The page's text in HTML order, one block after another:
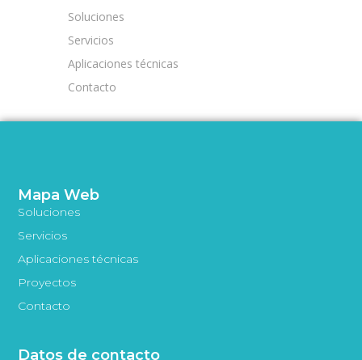
Soluciones
Servicios
Aplicaciones técnicas
Contacto
Mapa Web
Soluciones
Servicios
Aplicaciones técnicas
Proyectos
Contacto
Datos de contacto